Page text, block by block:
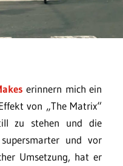
erinnern mich ein
von „The Matrix“
zu stehen und die
und vor
Umsetzung, hat er